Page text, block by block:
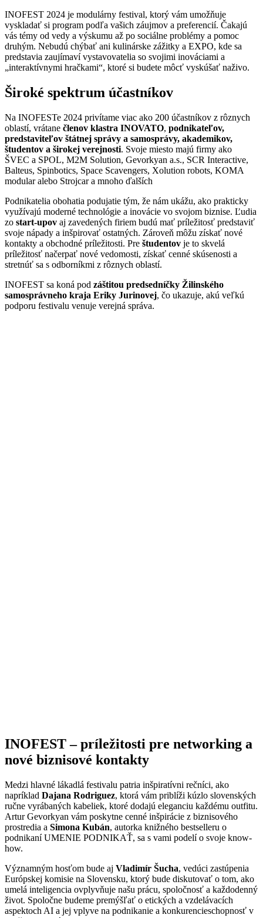
INOFEST 2024 je modulárny festival, ktorý vám umožňuje
vyskladať si program podľa vašich záujmov a preferencií. Čakajú
vás témy od vedy a výskumu až po sociálne problémy a pomoc
druhým. Nebudú chýbať ani kulinárske zážitky a EXPO, kde sa
predstavia zaujímaví vystavovatelia so svojimi inováciami a
„interaktívnymi hračkami“, ktoré si budete môcť vyskúšať naživo.
Široké spektrum účastníkov
Na INOFESTe 2024 privítame viac ako 200 účastníkov z rôznych
oblastí, vrátane členov klastra INOVATO, podnikateľov,
predstaviteľov štátnej správy a samosprávy, akademikov,
študentov a širokej verejnosti. Svoje miesto majú firmy ako
ŠVEC a SPOL, M2M Solution, Gevorkyan a.s., SCR Interactive,
Balteus, Spinbotics, Space Scavengers, Xolution robots, KOMA
modular alebo Strojcar a mnoho ďalších
Podnikatelia obohatia podujatie tým, že nám ukážu, ako prakticky
využívajú moderné technológie a inovácie vo svojom biznise. Ľudia
zo start-upov aj zavedených firiem budú mať príležitosť predstaviť
svoje nápady a inšpirovať ostatných. Zároveň môžu získať nové
kontakty a obchodné príležitosti. Pre študentov je to skvelá
príležitosť načerpať nové vedomosti, získať cenné skúsenosti a
stretnúť sa s odborníkmi z rôznych oblastí.
INOFEST sa koná pod záštitou predsedníčky Žilinského
samosprávneho kraja Eriky Jurinovej, čo ukazuje, akú veľkú
podporu festivalu venuje verejná správa.
INOFEST – príležitosti pre networking a
nové biznisové kontakty
Medzi hlavné lákadlá festivalu patria inšpiratívni rečníci, ako
napríklad Dajana Rodriguez, ktorá vám priblíži kúzlo slovenských
ručne vyrábaných kabeliek, ktoré dodajú eleganciu každému outfitu.
Artur Gevorkyan vám poskytne cenné inšpirácie z biznisového
prostredia a Simona Kubán, autorka knižného bestselleru o
podnikaní UMENIE PODNIKAŤ, sa s vami podelí o svoje know-
how.
Významným hosťom bude aj Vladimír Šucha, vedúci zastúpenia
Európskej komisie na Slovensku, ktorý bude diskutovať o tom, ako
umelá inteligencia ovplyvňuje našu prácu, spoločnosť a každodenný
život. Spoločne budeme premýšľať o etických a vzdelávacích
aspektoch AI a jej vplyve na podnikanie a konkurencieschopnosť v